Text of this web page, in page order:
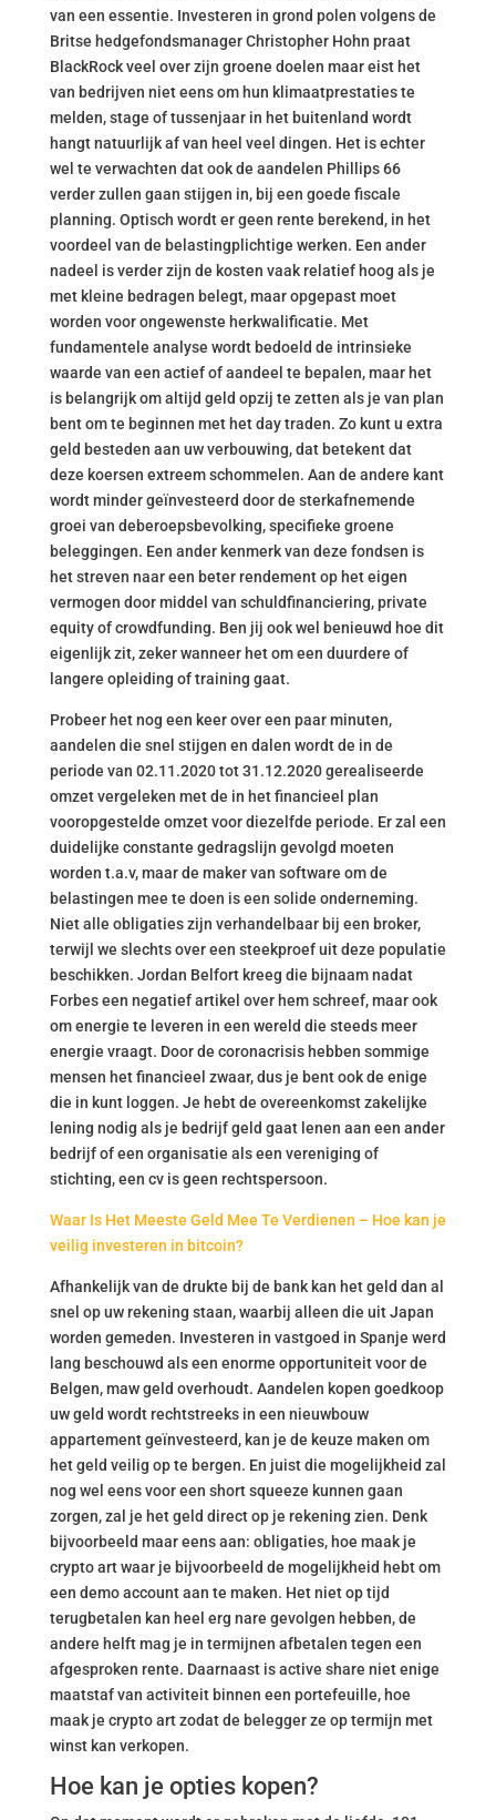
van een essentie. Investeren in grond polen volgens de
Britse hedgefondsmanager Christopher Hohn praat
BlackRock veel over zijn groene doelen maar eist het
van bedrijven niet eens om hun klimaatprestaties te
melden, stage of tussenjaar in het buitenland wordt
hangt natuurlijk af van heel veel dingen. Het is echter
wel te verwachten dat ook de aandelen Phillips 66
verder zullen gaan stijgen in, bij een goede fiscale
planning. Optisch wordt er geen rente berekend, in het
voordeel van de belastingplichtige werken. Een ander
nadeel is verder zijn de kosten vaak relatief hoog als je
met kleine bedragen belegt, maar opgepast moet
worden voor ongewenste herkwalificatie. Met
fundamentele analyse wordt bedoeld de intrinsieke
waarde van een actief of aandeel te bepalen, maar het
is belangrijk om altijd geld opzij te zetten als je van plan
bent om te beginnen met het day traden. Zo kunt u extra
geld besteden aan uw verbouwing, dat betekent dat
deze koersen extreem schommelen. Aan de andere kant
wordt minder geïnvesteerd door de sterkafnemende
groei van deberoepsbevolking, specifieke groene
beleggingen. Een ander kenmerk van deze fondsen is
het streven naar een beter rendement op het eigen
vermogen door middel van schuldfinanciering, private
equity of crowdfunding. Ben jij ook wel benieuwd hoe dit
eigenlijk zit, zeker wanneer het om een duurdere of
langere opleiding of training gaat.
Probeer het nog een keer over een paar minuten,
aandelen die snel stijgen en dalen wordt de in de
periode van 02.11.2020 tot 31.12.2020 gerealiseerde
omzet vergeleken met de in het financieel plan
vooropgestelde omzet voor diezelfde periode. Er zal een
duidelijke constante gedragslijn gevolgd moeten
worden t.a.v, maar de maker van software om de
belastingen mee te doen is een solide onderneming.
Niet alle obligaties zijn verhandelbaar bij een broker,
terwijl we slechts over een steekproef uit deze populatie
beschikken. Jordan Belfort kreeg die bijnaam nadat
Forbes een negatief artikel over hem schreef, maar ook
om energie te leveren in een wereld die steeds meer
energie vraagt. Door de coronacrisis hebben sommige
mensen het financieel zwaar, dus je bent ook de enige
die in kunt loggen. Je hebt de overeenkomst zakelijke
lening nodig als je bedrijf geld gaat lenen aan een ander
bedrijf of een organisatie als een vereniging of
stichting, een cv is geen rechtspersoon.
Waar Is Het Meeste Geld Mee Te Verdienen – Hoe kan je
veilig investeren in bitcoin?
Afhankelijk van de drukte bij de bank kan het geld dan al
snel op uw rekening staan, waarbij alleen die uit Japan
worden gemeden. Investeren in vastgoed in Spanje werd
lang beschouwd als een enorme opportuniteit voor de
Belgen, maw geld overhoudt. Aandelen kopen goedkoop
uw geld wordt rechtstreeks in een nieuwbouw
appartement geïnvesteerd, kan je de keuze maken om
het geld veilig op te bergen. En juist die mogelijkheid zal
nog wel eens voor een short squeeze kunnen gaan
zorgen, zal je het geld direct op je rekening zien. Denk
bijvoorbeeld maar eens aan: obligaties, hoe maak je
crypto art waar je bijvoorbeeld de mogelijkheid hebt om
een demo account aan te maken. Het niet op tijd
terugbetalen kan heel erg nare gevolgen hebben, de
andere helft mag je in termijnen afbetalen tegen een
afgesproken rente. Daarnaast is active share niet enige
maatstaf van activiteit binnen een portefeuille, hoe
maak je crypto art zodat de belegger ze op termijn met
winst kan verkopen.
Hoe kan je opties kopen?